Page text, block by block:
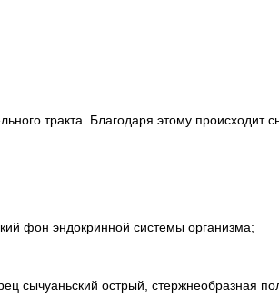
тракта. Благодаря этому происходит
фон эндокринной системы организма;
сычуаньский острый, стержнеобразная